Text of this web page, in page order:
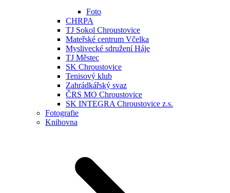
Foto
CHRPA
TJ Sokol Chroustovice
Mateřské centrum Včelka
Myslivecké sdružení Háje
TJ Městec
SK Chroustovice
Tenisový klub
Zahrádkářský svaz
ČRS MO Chroustovice
SK INTEGRA Chroustovice z.s.
Fotografie
Knihovna